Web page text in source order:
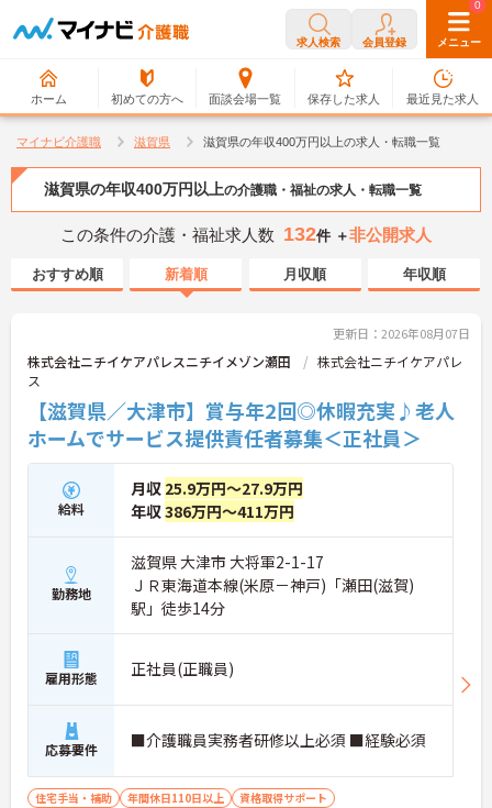
求人検索 会員登録 メニュー
ホーム 初めての方へ 面談会場一覧
0
保存した求人
0
最近見た求人
マイナビ介護職 滋賀県 滋賀県の年収400万円以上の求人・転職一覧
滋賀県の年収400万円以上の介護職・福祉の求人・転職一覧
この条件の介護・福祉求人数 132件 ＋非公開求人
おすすめ順 新着順 月収順 年収順
更新日：2026年08月07日
株式会社ニチイケアパレスニチイメゾン瀬田
株式会社ニチイケアパレ
ス
【滋賀県／大津市】賞与年2回◎休暇充実♪老人
ホームでサービス提供責任者募集＜正社員＞
給料
月収 25.9万円～27.9万円
年収386万円～411万円
勤務地
滋賀県 大津市 大将軍2-1-17
ＪＲ東海道本線(米原－神戸)「瀬田(滋賀)
駅」徒歩14分
雇用形態 正社員(正職員)
応募要件 ■介護職員実務者研修以上必須 ■経験必須
住宅手当・補助 年間休日110日以上
資格取得サポート